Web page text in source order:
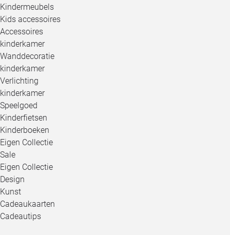
Kindermeubels
Kids accessoires
Accessoires
kinderkamer
Wanddecoratie
kinderkamer
Verlichting
kinderkamer
Speelgoed
Kinderfietsen
Kinderboeken
Eigen Collectie
Sale
Eigen Collectie
Design
Kunst
Cadeaukaarten
Cadeautips